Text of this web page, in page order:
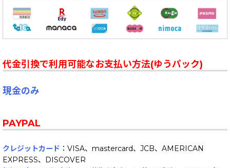
代金引換で利用可能なお支払い方法(ゆうパック)
現金のみ
PAYPAL
クレジットカード ：VISA、mastercard、JCB、AMERICAN
EXPRESS、DISCOVER